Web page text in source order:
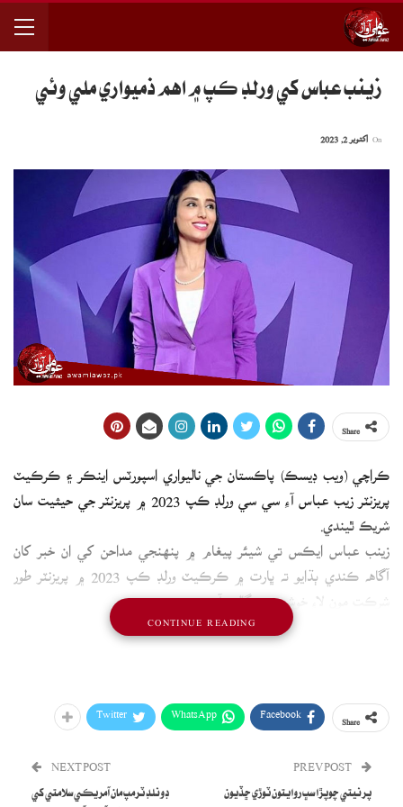
زينب عباس کي ورلڊ ڪپ ۾ اهم ذميواري ملي وئي
اکتوبر 2, 2023
ڪراچي (ويب ڊيسڪ) پاڪستان جي ناليواري اسپورٽس اينڪر ۽ ڪرڪيٽ
پريزنٽر زيب عباس آءِ سي سي ورلڊ ڪپ 2023 ۾ پريزنٽر جي حيثيت سان
زينب عباس ايڪس تي شيئر پيغام ۾ پنهنجي مداحن کي ان خبر کان
آگاهه ڪندي ٻڌايو ته ڀارت ۾ ڪرڪيٽ ورلڊ ڪپ 2023 ۾ پريزنٽر طور
شرڪت مون لاءِ خوشي جي ڳالهه آهي.
There was always intrigue on what lies on the other
side, more cultural similarities than differences, rivals
language & love for art & a country with a billion
Facebook
WhatsApp
Twitter
پرنيتي چوپڙا سڀ روايتون ٽوڙي ڇڏيون
NEXT POST
ڊونلڊ ٽرمپ مان آمريڪي سلامتي کي